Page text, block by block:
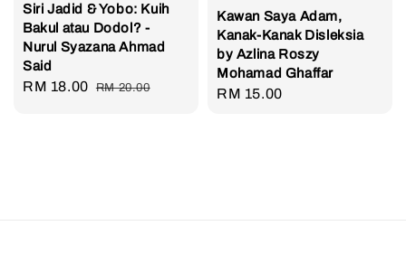
Siri Jadid & Yobo: Kuih
Bakul atau Dodol? -
Nurul Syazana Ahmad
Said
Sale
RM 18.00 Regular
RM 20.00
Kawan Saya Adam,
Kanak-Kanak Disleksia
by Azlina Roszy
Mohamad Ghaffar
Regular
RM 15.00